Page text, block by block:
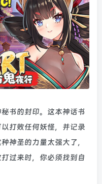
书的封印。这本神话书
打败任何妖怪，并记录
神圣的力量太强大了，
过来时，你必须找到自